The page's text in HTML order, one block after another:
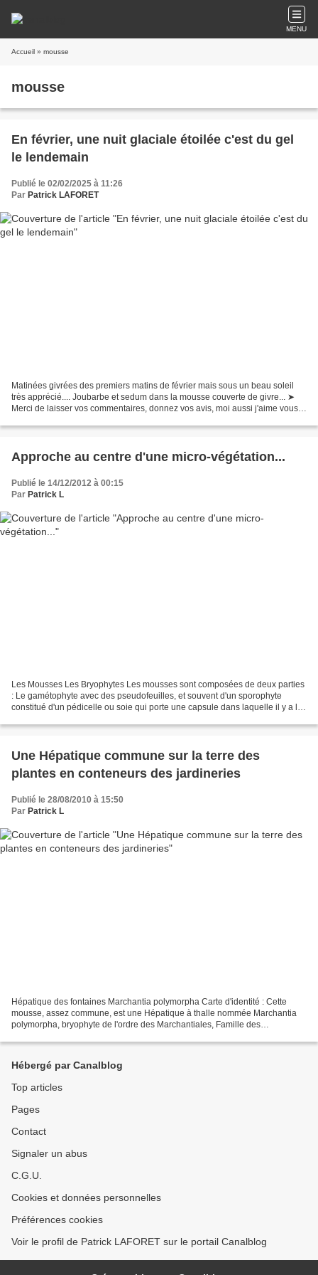
MENU
Accueil » mousse
mousse
En février, une nuit glaciale étoilée c'est du gel
le lendemain
Publié le 02/02/2025 à 11:26
Par Patrick LAFORET
Matinées givrées des premiers matins de février mais sous un beau soleil
très apprécié.... Joubarbe et sedum dans la mousse couverte de givre... ➤
Merci de laisser vos commentaires, donnez vos avis, moi aussi j'aime vous
Approche au centre d'une micro-végétation...
Publié le 14/12/2012 à 00:15
Par Patrick L
Les Mousses Les Bryophytes Les mousses sont composées de deux parties
: Le gamétophyte avec des pseudofeuilles, et souvent d'un sporophyte
constitué d'un pédicelle ou soie qui porte une capsule dans laquelle il y a les
Une Hépatique commune sur la terre des
plantes en conteneurs des jardineries
Publié le 28/08/2010 à 15:50
Par Patrick L
Hépatique des fontaines Marchantia polymorpha Carte d'identité : Cette
mousse, assez commune, est une Hépatique à thalle nommée Marchantia
polymorpha, bryophyte de l'ordre des Marchantiales, Famille des
Hébergé par Canalblog
Top articles
Pages
Contact
Signaler un abus
C.G.U.
Cookies et données personnelles
Préférences cookies
Voir le profil de Patrick LAFORET sur le portail Canalblog